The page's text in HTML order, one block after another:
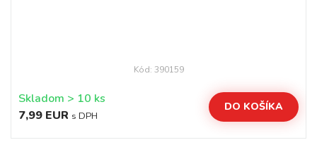
Kód: 390159
Skladom > 10 ks
7,99 EUR s DPH
DO KOŠÍKA